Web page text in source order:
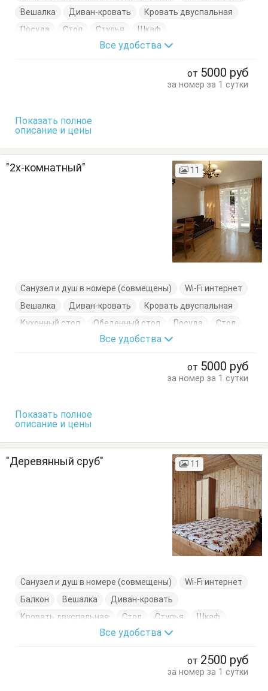
Вешалка
Диван-кровать
Кровать двуспальная
Посуда
Стол Стулья Шкаф
Все удобства
от 5000 руб
за номер за 1 сутки
Показать полное
описание и цены
"2х-комнатный" 11
Санузел и душ в номере (совмещены)
Wi-Fi интернет
Вешалка
Диван-кровать
Кровать двуспальная
Кухонный стол
Обеденный стол Посуда
Стол
Все удобства
от 5000 руб
за номер за 1 сутки
Показать полное
описание и цены
"Деревянный сруб" 11
Санузел и душ в номере (совмещены)
Wi-Fi интернет
Балкон
Вешалка
Диван-кровать
Кровать двуспальная
Стол Стулья Шкаф
Все удобства
от 2500 руб
за номер за 1 сутки